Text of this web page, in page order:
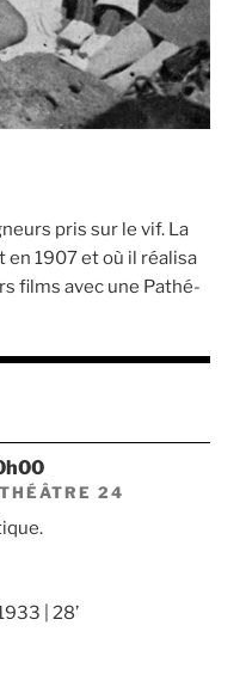
pris sur le vif. La
en 1907 et où il réalisa
films avec une Pathé-
24
| 28’